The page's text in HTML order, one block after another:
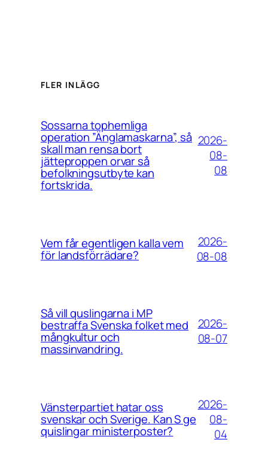
FLER INLÄGG
Sossarna tophemliga
operation ”Änglamaskarna”, så
skall man rensa bort
jätteproppen orvar så
befolkningsutbyte kan
fortskrida.
2026-
08-
08
Vem får egentligen kalla vem
för landsförrädare?
2026-
08-08
Så vill quslingarna i MP
bestraffa Svenska folket med
mångkultur och
massinvandring.
2026-
08-07
Vänsterpartiet hatar oss
svenskar och Sverige. Kan S ge
quislingar ministerposter?
2026-
08-
04